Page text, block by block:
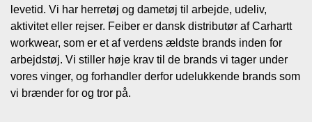
levetid. Vi har herretøj og dametøj til arbejde, udeliv,
aktivitet eller rejser. Feiber er dansk distributør af Carhartt
workwear, som er et af verdens ældste brands inden for
arbejdstøj. Vi stiller høje krav til de brands vi tager under
vores vinger, og forhandler derfor udelukkende brands som
vi brænder for og tror på.